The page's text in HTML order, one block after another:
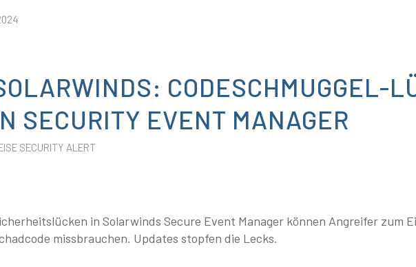
CODESCHMUGGEL-
SECURITY EVENT MANAGER
SECURITY ALERT
in Solarwinds Secure Event Manager können Angreifer zum
missbrauchen. Updates stopfen die Lecks.